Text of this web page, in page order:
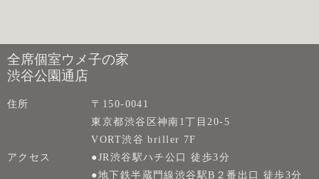
全席個室ウメ子の家
渋谷公園通店
住所
〒150-0041
東京都渋谷区神南1丁目20-5
VORT渋谷 briller 7F
アクセス
●JR渋谷駅ハチ公口 徒歩3分
●地下鉄半蔵門線渋谷駅B２番出口 徒歩3分